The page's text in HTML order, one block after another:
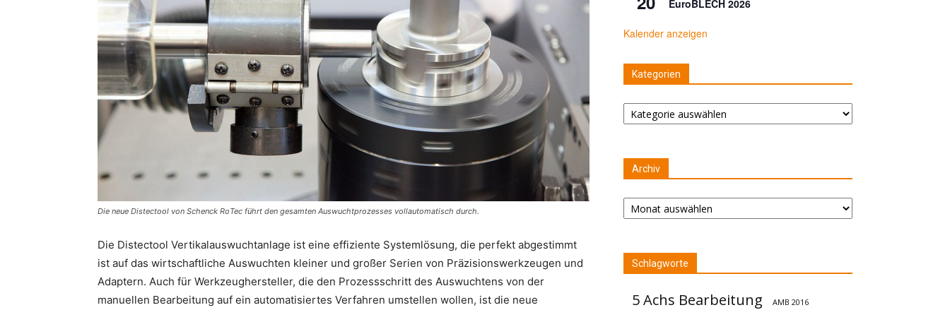
Die neue Distectool von Schenck RoTec führt den gesamten Auswuchtprozesses vollautomatisch durch.
Die Distectool Vertikalauswuchtanlage ist eine effiziente Systemlösung, die perfekt abgestimmt
ist auf das wirtschaftliche Auswuchten kleiner und großer Serien von Präzisionswerkzeugen und
Adaptern. Auch für Werkzeughersteller, die den Prozessschritt des Auswuchtens von der
manuellen Bearbeitung auf ein automatisiertes Verfahren umstellen wollen, ist die neue
EuroBLECH 2026
Kalender anzeigen
Kategorien
Kategorien
Archiv
Archiv
Schlagworte
5 Achs Bearbeitung AMB 2016